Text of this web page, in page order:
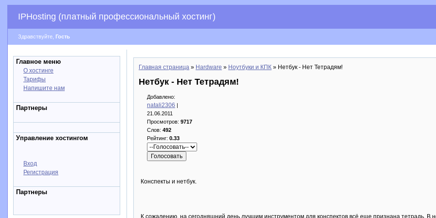
IPHosting (платный профессиональный хостинг)
Здравствуйте, Гость
Главное меню
О хостинге
Тарифы
Напишите нам
Партнеры
Управление хостингом
Вход
Регистрация
Партнеры
Главная страница » Hardware » Ноутбуки и КПК » Нетбук - Нет Тетрадям!
Нетбук - Нет Тетрадям!
Добавлено:
natali2306 |
21.06.2011
Просмотров: 9717
Слов: 492
Рейтинг: 0.33
Конспекты и нетбук.
К сожалению, на сегодняшний день лучшим инструментом для конспектов всё еще признана тетрадь. В